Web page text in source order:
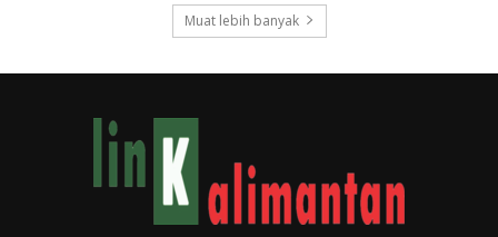
Muat lebih banyak